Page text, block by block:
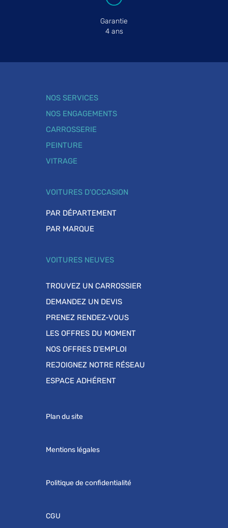
Garantie
4 ans
NOS SERVICES
NOS ENGAGEMENTS
CARROSSERIE
PEINTURE
VITRAGE
VOITURES D'OCCASION
PAR DÉPARTEMENT
PAR MARQUE
VOITURES NEUVES
TROUVEZ UN CARROSSIER
DEMANDEZ UN DEVIS
PRENEZ RENDEZ-VOUS
LES OFFRES DU MOMENT
NOS OFFRES D'EMPLOI
REJOIGNEZ NOTRE RÉSEAU
ESPACE ADHÉRENT
Plan du site
Mentions légales
Politique de confidentialité
CGU